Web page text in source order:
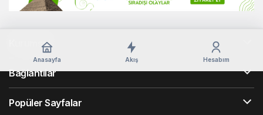
Anasayfa Akış Hesabım
Kurumsal
Bağlantılar
Popüler Sayfalar